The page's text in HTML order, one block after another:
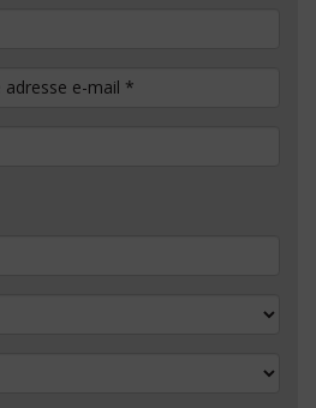
adresse e-mail